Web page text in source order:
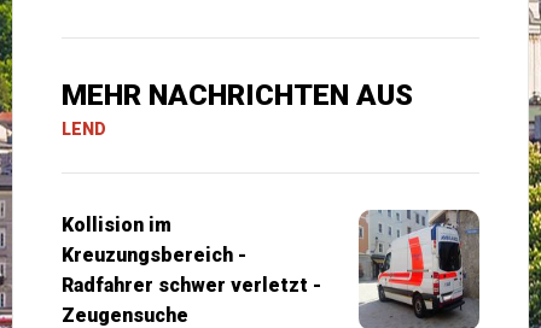
MEHR NACHRICHTEN AUS
LEND
Kollision im
Kreuzungsbereich -
Radfahrer schwer verletzt -
Zeugensuche